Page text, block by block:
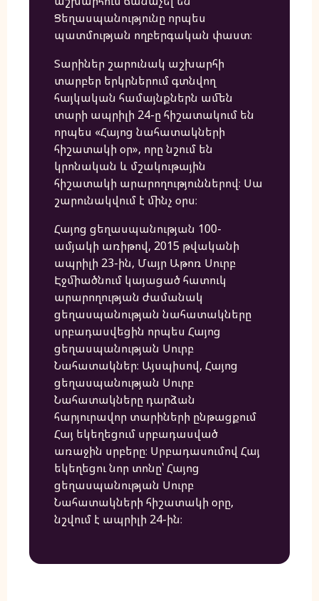
Ցեղասպանությունը որպես
պատմության ողբերգական փաստ։
Տարիներ շարունակ աշխարհի
տարբեր երկրներում գտնվող
հայկական համայնքներն ամեն
տարի ապրիլի 24-ը հիշատակում են
որպես «Հայոց նահատակների
հիշատակի օր», որը նշում են
կրոնական և մշակութային
հիշատակի արարողություններով։ Սա
շարունակվում է մինչ օրս։
Հայոց ցեղասպանության 100-
ամյակի առիթով, 2015 թվականի
ապրիլի 23-ին, Մայր Աթոռ Սուրբ
Էջմիածնում կայացած հատուկ
արարողության ժամանակ
ցեղասպանության նահատակները
սրբադասվեցին որպես Հայոց
ցեղասպանության Սուրբ
Նահատակներ։ Այսպիսով, Հայոց
ցեղասպանության Սուրբ
Նահատակները դարձան
հարյուրավոր տարիների ընթացքում
Հայ եկեղեցում սրբադասված
առաջին սրբերը։ Սրբադասումով Հայ
եկեղեցու նոր տոնը՝ Հայոց
ցեղասպանության Սուրբ
Նահատակների հիշատակի օրը,
նշվում է ապրիլի 24-ին։